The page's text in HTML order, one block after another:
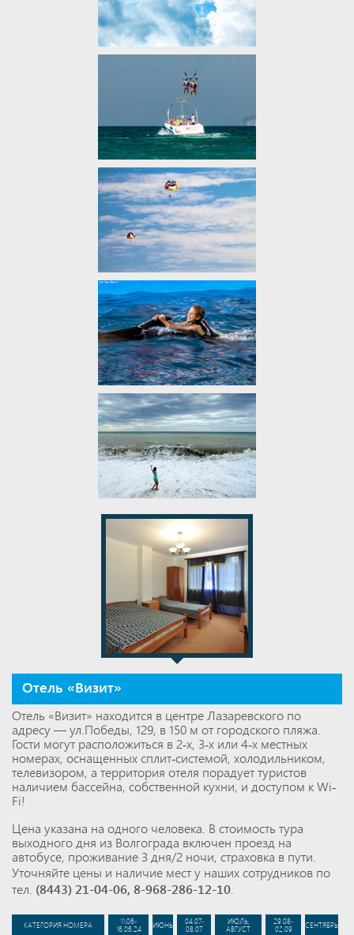
Отель «Визит»
Отель «Визит» находится в центре Лазаревского по
адресу — ул.Победы, 129, в 150 м от городского пляжа.
Гости могут расположиться в 2-х, 3-х или 4-х местных
номерах, оснащенных сплит-системой, холодильником,
телевизором, а территория отеля порадует туристов
наличием бассейна, собственной кухни, и доступом к Wi-
Fi!
Цена указана на одного человека. В стоимость тура
выходного дня из Волгограда включен проезд на
автобусе, проживание 3 дня/2 ночи, страховка в пути.
Уточняйте цены и наличие мест у наших сотрудников по
тел. (8443) 21-04-06, 8-968-286-12-10
КАТЕГОРИЯ НОМЕРА
11.06-
16.06.24
ИЮНЬ
04.07-
08.07
ИЮЛЬ,
АВГУСТ
29.08-
02.09
СЕНТЯБРЬ